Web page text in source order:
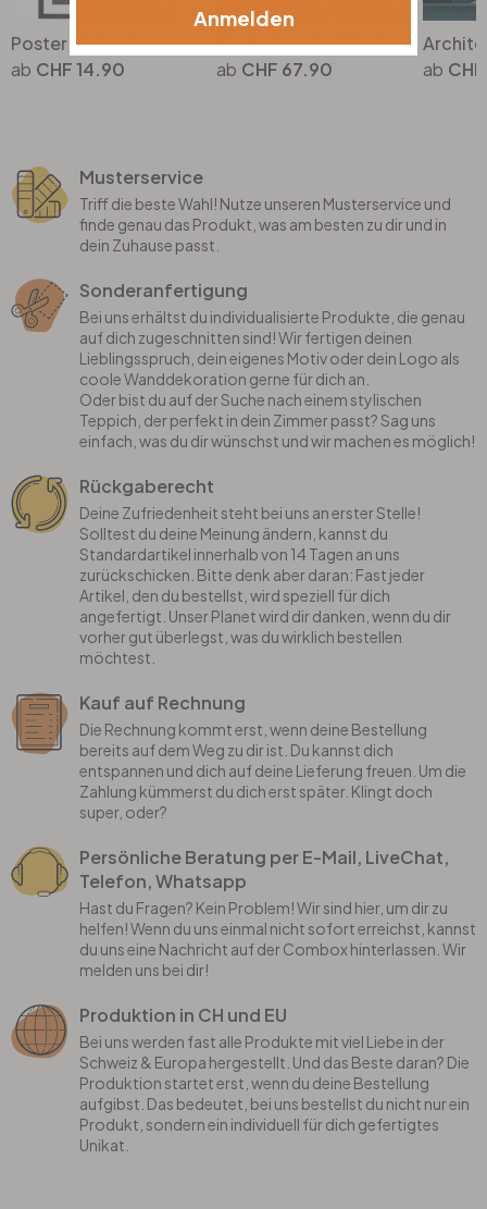
Poster Mielu - James
CHF 14.90
Kindertapete, Vliestapete mit Illustration Kids Walls weiss, bunt
CHF 67.90
Musterservice
Triff die beste Wahl! Nutze unseren Musterservice und
finde genau das Produkt, was am besten zu dir und in
dein Zuhause passt.
Sonderanfertigung
Bei uns erhältst du individualisierte Produkte, die genau
auf dich zugeschnitten sind! Wir fertigen deinen
Lieblingsspruch, dein eigenes Motiv oder dein Logo als
coole Wanddekoration gerne für dich an.
Oder bist du auf der Suche nach einem stylischen
Teppich, der perfekt in dein Zimmer passt? Sag uns
einfach, was du dir wünschst und wir machen es möglich!
Rückgaberecht
Deine Zufriedenheit steht bei uns an erster Stelle!
Solltest du deine Meinung ändern, kannst du
Standardartikel innerhalb von 14 Tagen an uns
zurückschicken. Bitte denk aber daran: Fast jeder
Artikel, den du bestellst, wird speziell für dich
angefertigt. Unser Planet wird dir danken, wenn du dir
vorher gut überlegst, was du wirklich bestellen
möchtest.
Kauf auf Rechnung
Die Rechnung kommt erst, wenn deine Bestellung
bereits auf dem Weg zu dir ist. Du kannst dich
entspannen und dich auf deine Lieferung freuen. Um die
Zahlung kümmerst du dich erst später. Klingt doch
super, oder?
Persönliche Beratung per E-Mail, LiveChat,
Telefon, Whatsapp
Hast du Fragen? Kein Problem! Wir sind hier, um dir zu
helfen! Wenn du uns einmal nicht sofort erreichst, kannst
du uns eine Nachricht auf der Combox hinterlassen. Wir
melden uns bei dir!
Produktion in CH und EU
Bei uns werden fast alle Produkte mit viel Liebe in der
Schweiz & Europa hergestellt. Und das Beste daran? Die
Produktion startet erst, wenn du deine Bestellung
aufgibst. Das bedeutet, bei uns bestellst du nicht nur ein
Produkt, sondern ein individuell für dich gefertigtes
Unikat.
Anmelden